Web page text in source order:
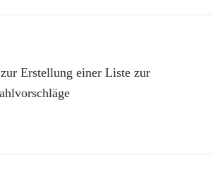
Erstellung einer Liste zur